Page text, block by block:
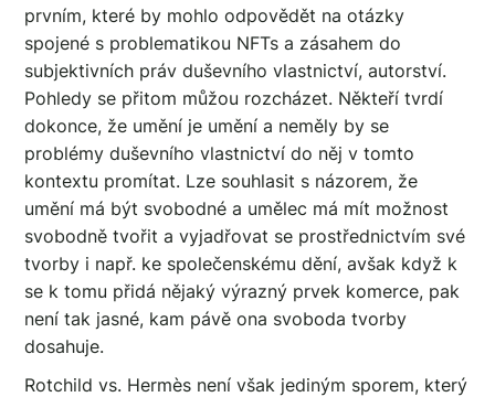
prvním, které by mohlo odpovědět na otázky
spojené s problematikou NFTs a zásahem do
subjektivních práv duševního vlastnictví, autorství.
Pohledy se přitom můžou rozcházet. Někteří tvrdí
dokonce, že umění je umění a neměly by se
problémy duševního vlastnictví do něj v tomto
kontextu promítat. Lze souhlasit s názorem, že
umění má být svobodné a umělec má mít možnost
svobodně tvořit a vyjadřovat se prostřednictvím své
tvorby i např. ke společenskému dění, avšak když k
se k tomu přidá nějaký výrazný prvek komerce, pak
není tak jasné, kam pávě ona svoboda tvorby
dosahuje.
Rotchild vs. Hermès není však jediným sporem, který